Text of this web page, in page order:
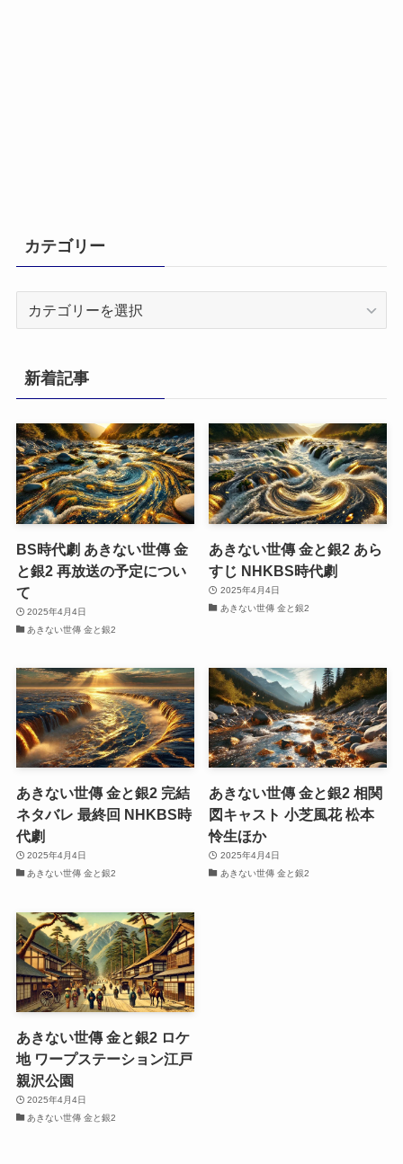
カテゴリー
リ
ー
新着記事
BS時代劇 あきない世傳 金
と銀2 再放送の予定につい
て
2025年4月4日
あきない世傳 金と銀2
あきない世傳 金と銀2 あら
すじ NHKBS時代劇
2025年4月4日
あきない世傳 金と銀2
あきない世傳 金と銀2 完結
ネタバレ 最終回 NHKBS時
代劇
2025年4月4日
あきない世傳 金と銀2
あきない世傳 金と銀2 相関
図キャスト 小芝風花 松本
怜生ほか
2025年4月4日
あきない世傳 金と銀2
あきない世傳 金と銀2 ロケ
地 ワープステーション江戸
親沢公園
2025年4月4日
あきない世傳 金と銀2